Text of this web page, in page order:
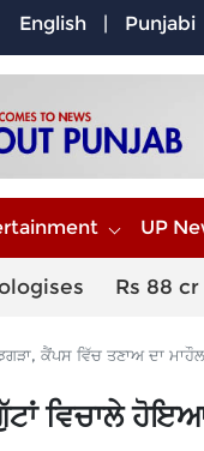
English | Punjabi
UP
Rs 88
ਕੈਂਪਸ ਵਿੱਚ ਤਣਾਅ ਦਾ ਮਾਹੌਲ
ਵਿਚਾਲੇ